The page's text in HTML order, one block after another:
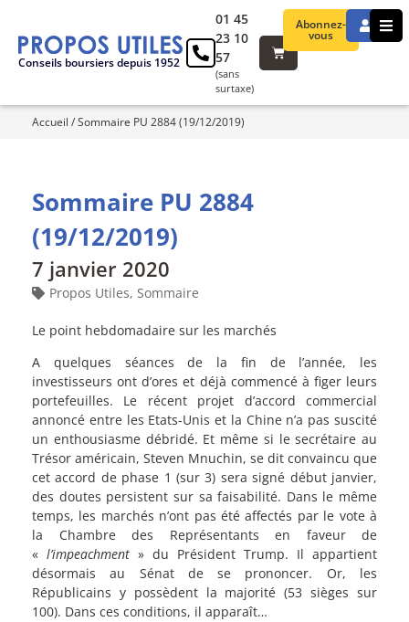
Conseils boursiers depuis 1952
Abonnez-
vous
01 45
23 10
57
(sans
surtaxe)
Accueil /Sommaire PU 2884 (19/12/2019)
Sommaire PU 2884
(19/12/2019)
7 janvier 2020
Propos Utiles, Sommaire
Le point hebdomadaire sur les marchés
A quelques séances de la fin de l’année, les
investisseurs ont d’ores et déjà commencé à figer leurs
portefeuilles. Le récent projet d’accord commercial
annoncé entre les Etats-Unis et la Chine n’a pas suscité
un enthousiasme débridé. Et même si le secrétaire au
Trésor américain, Steven Mnuchin, se dit convaincu que
cet accord de phase 1 (sur 3) sera signé début janvier,
des doutes persistent sur sa faisabilité. Dans le même
temps, les marchés n’ont pas été affectés par le vote à
la Chambre des Représentants en faveur de
« l’impeachment » du Président Trump. Il appartient
désormais au Sénat de se prononcer. Or, les
Républicains y possèdent la majorité (53 sièges sur
100). Dans ces conditions, il apparaît…